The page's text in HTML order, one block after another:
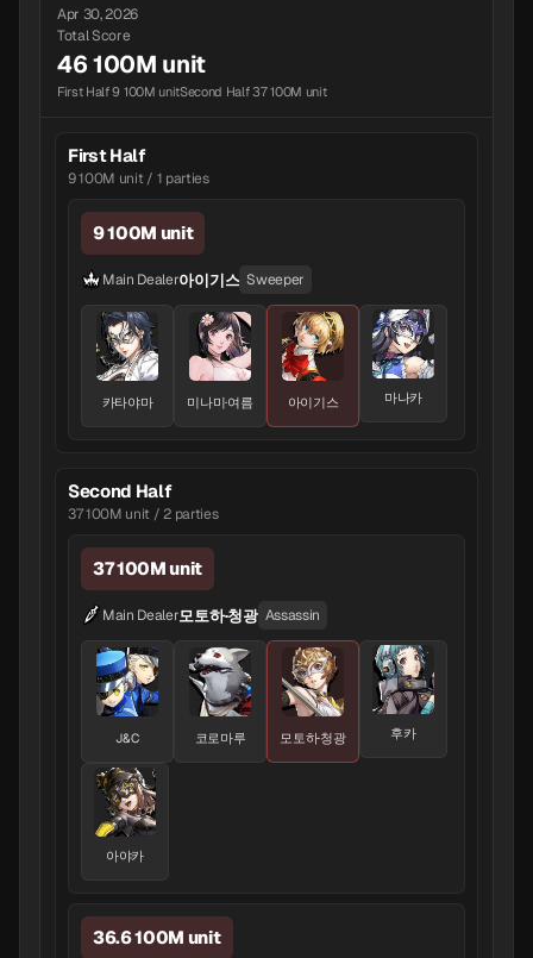
Apr 30, 2026
Total Score
46 100M unit
First Half 9 100M unitSecond Half 37 100M unit
First Half
9 100M unit / 1 parties
9 100M unit
Main Dealer아이기스 Sweeper
카타야마 미나미·여름 아이기스 마나카
Second Half
37 100M unit / 2 parties
37 100M unit
Main Dealer모토하·청광 Assassin
J&C 코로마루 모토하·청광 후카
아야카
36.6 100M unit